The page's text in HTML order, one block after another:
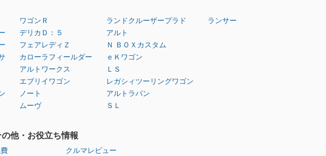
ワゴンＲ
デリカＤ：５
フェアレディＺ
カローラフィールダー
アルトワークス
エブリイワゴン
ノート
ムーヴ
ランドクルーザープラド
アルト
Ｎ ＢＯＸカスタム
ｅＫワゴン
ＬＳ
レガシィツーリングワゴン
アルトラパン
ＳＬ
ランサー
の他・お役立ち情報
クルマレビュー